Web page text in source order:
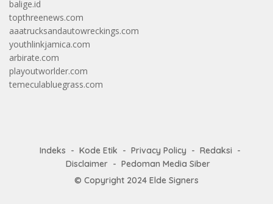
balige.id
topthreenews.com
aaatrucksandautowreckings.com
youthlinkjamica.com
arbirate.com
playoutworlder.com
temeculabluegrass.com
Indeks Kode Etik Privacy Policy
Redaksi
Disclaimer
Pedoman Media Siber
© Copyright 2024 Elde Signers